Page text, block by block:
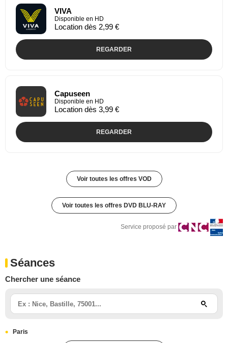
VIVA
Disponible en HD
Location dès 2,99 €
REGARDER
Capuseen
Disponible en HD
Location dès 3,99 €
REGARDER
Voir toutes les offres VOD
Voir toutes les offres DVD BLU-RAY
Service proposé par
Séances
Chercher une séance
Paris